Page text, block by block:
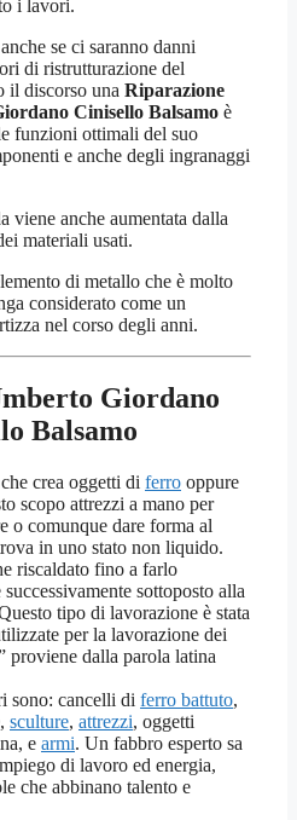
i lavori.
se ci saranno danni
di ristrutturazione del
il discorso una Riparazione
Cinisello Balsamo è
funzioni ottimali del suo
e anche degli ingranaggi
viene anche aumentata dalla
materiali usati.
di metallo che è molto
considerato come un
nel corso degli anni.
Giordano
Balsamo
crea oggetti di ferro oppure
scopo attrezzi a mano per
o comunque dare forma al
in uno stato non liquido.
riscaldato fino a farlo
sottoposto alla
tipo di lavorazione è stata
per la lavorazione dei
proviene dalla parola latina
sono: cancelli di ferro battuto,
sculture, attrezzi, oggetti
e armi. Un fabbro esperto sa
di lavoro ed energia,
che abbinano talento e